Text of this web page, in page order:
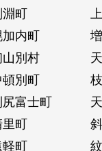
淵町
内町
別村
別町
富士町
町
町